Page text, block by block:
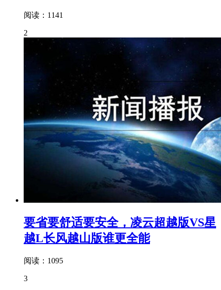
阅读：1141
2
要省要舒适要安全，凌云超越版VS星
越L长风越山版谁更全能
阅读：1095
3